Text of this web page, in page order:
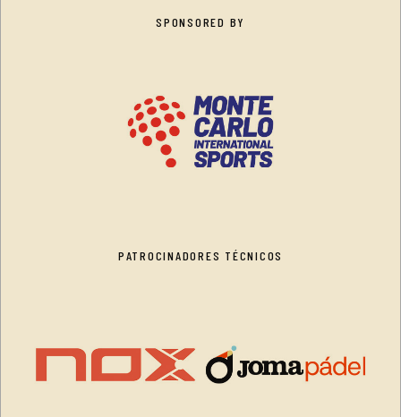
SPONSORED BY
PATROCINADORES TÉCNICOS